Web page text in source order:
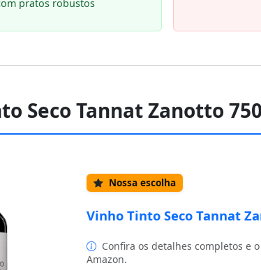
pratos robustos
Seco Tannat Zanotto
Nossa escolha
Vinho Tinto Seco Tannat
Confira os detalhes completos e
Amazon.